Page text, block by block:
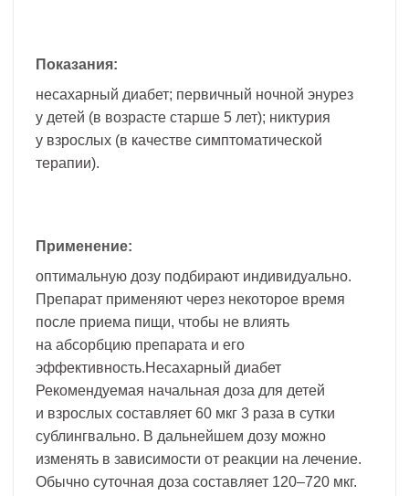
Показания:
несахарный диабет; первичный ночной энурез
у детей (в возрасте старше 5 лет); никтурия
у взрослых (в качестве симптоматической
терапии).
Применение:
оптимальную дозу подбирают индивидуально.
Препарат применяют через некоторое время
после приема пищи, чтобы не влиять
на абсорбцию препарата и его
эффективность.Несахарный диабет
Рекомендуемая начальная доза для детей
и взрослых составляет 60 мкг 3 раза в сутки
сублингвально. В дальнейшем дозу можно
изменять в зависимости от реакции на лечение.
Обычно суточная доза составляет 120–720 мкг.